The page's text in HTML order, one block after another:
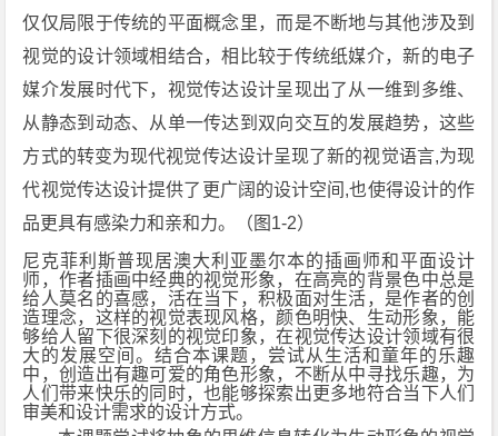
仅仅局限于传统的平面概念里，而是不断地与其他涉及到
视觉的设计领域相结合，相比较于传统纸媒介，新的电子
媒介发展时代下，视觉传达设计呈现出了从一维到多维、
从静态到动态、从单一传达到双向交互的发展趋势，这些
方式的转变为现代视觉传达设计呈现了新的视觉语言,为现
代视觉传达设计提供了更广阔的设计空间,也使得设计的作
品更具有感染力和亲和力。（图1-2）
尼克菲利斯普现居澳大利亚墨尔本的插画师和平面设计
师，作者插画中经典的视觉形象，在高亮的背景色中总是
给人莫名的喜感，活在当下，积极面对生活，是作者的创
造理念，这样的视觉表现风格，颜色明快、生动形象，能
够给人留下很深刻的视觉印象，在视觉传达设计领域有很
大的发展空间。结合本课题，尝试从生活和童年的乐趣
中，创造出有趣可爱的角色形象，不断从中寻找乐趣，为
人们带来快乐的同时，也能够探索出更多地符合当下人们
审美和设计需求的设计方式。